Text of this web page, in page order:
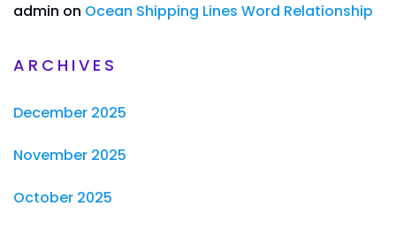
admin on Ocean Shipping Lines Word Relationship
ARCHIVES
December 2025
November 2025
October 2025